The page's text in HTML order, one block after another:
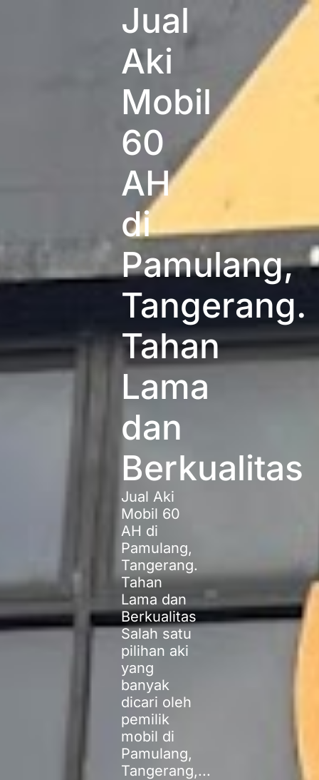
Jual
Aki
Mobil
60
AH
di
Pamulang,
Tangerang.
Tahan
Lama
dan
Berkualitas
Jual Aki
Mobil 60
AH di
Pamulang,
Tangerang.
Tahan
Lama dan
Berkualitas
Salah satu
pilihan aki
yang
banyak
dicari oleh
pemilik
mobil di
Pamulang,
Tangerang,...